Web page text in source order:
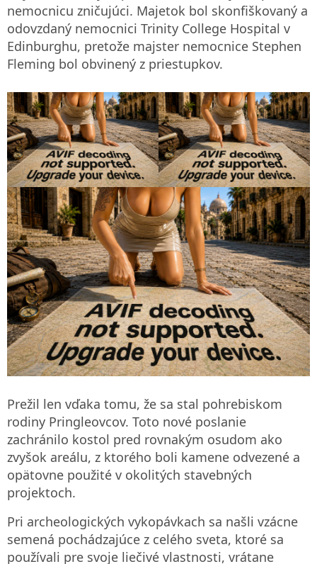
nemocnicu zničujúci. Majetok bol skonfiškovaný a
odovzdaný nemocnici Trinity College Hospital v
Edinburghu, pretože majster nemocnice Stephen
Fleming bol obvinený z priestupkov.
Prežil len vďaka tomu, že sa stal pohrebiskom
rodiny Pringleovcov. Toto nové poslanie
zachránilo kostol pred rovnakým osudom ako
zvyšok areálu, z ktorého boli kamene odvezené a
opätovne použité v okolitých stavebných
projektoch.
Pri archeologických vykopávkach sa našli vzácne
semená pochádzajúce z celého sveta, ktoré sa
používali pre svoje liečivé vlastnosti, vrátane